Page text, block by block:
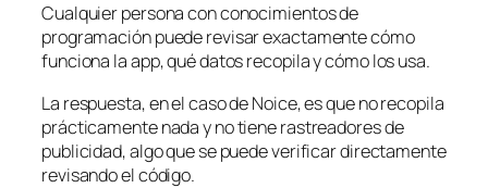
Cualquier persona con conocimientos de
programación puede revisar exactamente cómo
funciona la app, qué datos recopila y cómo los usa.
La respuesta, en el caso de Noice, es que no recopila
prácticamente nada y no tiene rastreadores de
publicidad, algo que se puede verificar directamente
revisando el código.